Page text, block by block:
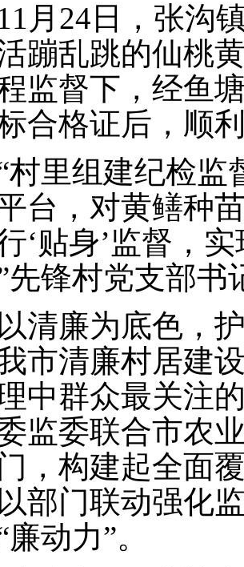
24日，张沟镇
蹦乱跳的仙桃
监督下，经鱼
合格证后，顺
组建纪检监
台，对黄鳝种
‘贴身’监督，
先锋村党支部书
廉为底色，护
市清廉村居建
中群众最关注
监委联合市农
，构建起全面
部门联动强化
动力”。